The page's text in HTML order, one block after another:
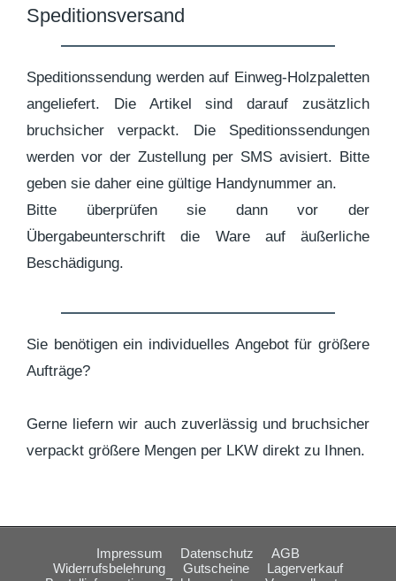
Speditionsversand
Speditionssendung werden auf Einweg-Holzpaletten
angeliefert. Die Artikel sind darauf zusätzlich
bruchsicher verpackt. Die Speditionssendungen
werden vor der Zustellung per SMS avisiert. Bitte
geben sie daher eine gültige Handynummer an.
Bitte überprüfen sie dann vor der
Übergabeunterschrift die Ware auf äußerliche
Beschädigung.
Sie benötigen ein individuelles Angebot für größere
Aufträge?
Gerne liefern wir auch zuverlässig und bruchsicher
verpackt größere Mengen per LKW direkt zu Ihnen.
Impressum Datenschutz
AGB
Widerrufsbelehrung
Gutscheine
Lagerverkauf